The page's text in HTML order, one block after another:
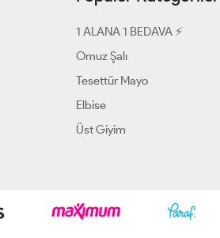
1 ALANA 1 BEDAVA ⚡
Omuz Şalı
Tesettür Mayo
Elbise
Üst Giyim